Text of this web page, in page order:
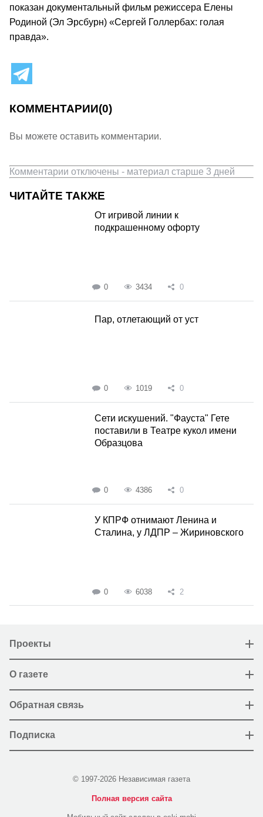
показан документальный фильм режиссера Елены
Родиной (Эл Эрсбурн) «Сергей Голлербах: голая
правда».
КОММЕНТАРИИ(0)
Вы можете оставить комментарии.
Комментарии отключены - материал старше 3 дней
ЧИТАЙТЕ ТАКЖЕ
От игривой линии к
подкрашенному офорту
0 3434 0
Пар, отлетающий от уст
0 1019 0
Сети искушений. "Фауста" Гете
поставили в Театре кукол имени
Образцова
0 4386 0
У КПРФ отнимают Ленина и
Сталина, у ЛДПР – Жириновского
0 6038 2
Проекты
О газете
Обратная связь
Подписка
© 1997-2026 Независимая газета
Полная версия сайта